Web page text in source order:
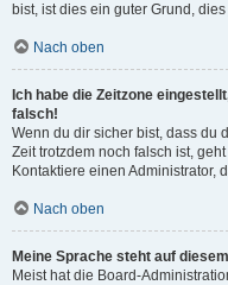
bist, ist dies ein guter Grund,
Nach oben
Ich habe die Zeitzone
falsch!
Wenn du dir sicher bist, dass du
Zeit trotzdem noch falsch ist,
Kontaktiere einen Administrator,
Nach oben
Meine Sprache steht auf
Meist hat die Board-